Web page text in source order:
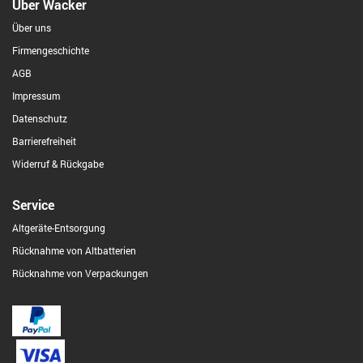
Über Wacker
Über uns
Firmengeschichte
AGB
Impressum
Datenschutz
Barrierefreiheit
Widerruf & Rückgabe
Service
Altgeräte-Entsorgung
Rücknahme von Altbatterien
Rücknahme von Verpackungen